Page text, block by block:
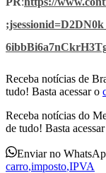
Receba notícias de
tudo! Basta acessar o
Receba notícias do
de tudo! Basta
Enviar no
carro,imposto,IPVA